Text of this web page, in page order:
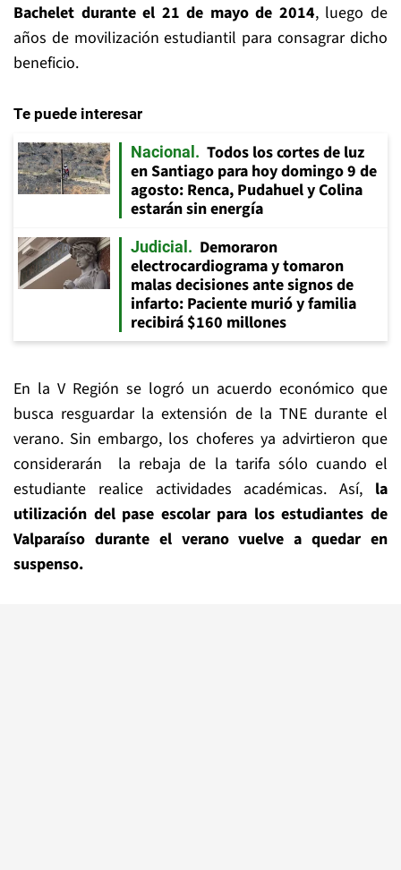
Bachelet durante el 21 de mayo de 2014, luego de
años de movilización estudiantil para consagrar dicho
beneficio.
Te puede interesar
Nacional
Todos los cortes de luz
en Santiago para hoy domingo 9 de
agosto: Renca, Pudahuel y Colina
estarán sin energía
Judicial
Demoraron
electrocardiograma y tomaron
malas decisiones ante signos de
infarto: Paciente murió y familia
recibirá $160 millones
En la V Región se logró un acuerdo económico que
busca resguardar la extensión de la TNE durante el
verano. Sin embargo, los choferes ya advirtieron que
considerarán la rebaja de la tarifa sólo cuando el
estudiante realice actividades académicas. Así, la
utilización del pase escolar para los estudiantes de
Valparaíso durante el verano vuelve a quedar en
suspenso.